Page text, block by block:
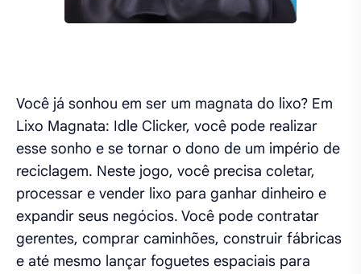
Você já sonhou em ser um magnata do lixo? Em
Lixo Magnata: Idle Clicker, você pode realizar
esse sonho e se tornar o dono de um império de
reciclagem. Neste jogo, você precisa coletar,
processar e vender lixo para ganhar dinheiro e
expandir seus negócios. Você pode contratar
gerentes, comprar caminhões, construir fábricas
e até mesmo lançar foguetes espaciais para